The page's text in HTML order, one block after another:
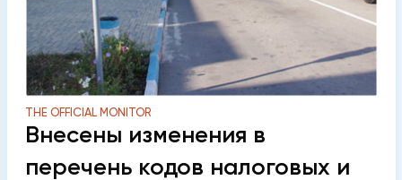
THE OFFICIAL MONITOR
Внесены изменения в
перечень кодов налоговых и